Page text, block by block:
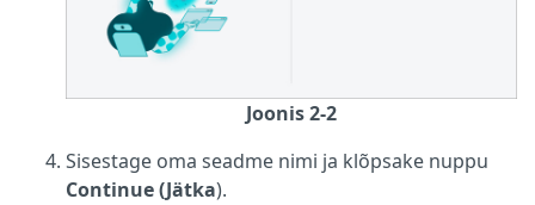
Joonis 2-2
Sisestage oma seadme nimi ja klõpsake nuppu
Continue (Jätka).